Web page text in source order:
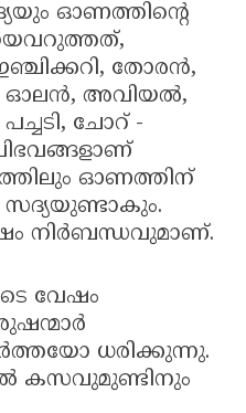
ഓണത്തിന്റെ
തോരന്‍,
ഓലന്‍, അവിയല്‍,
പച്ചടി, ചോറ് -
ഓണത്തിന്
സദ്യയുണ്ടാകും.
നിര്‍ബന്ധവുമാണ്.
വേഷം
ധരിക്കുന്നു.
കസവുമുണ്ടിനും